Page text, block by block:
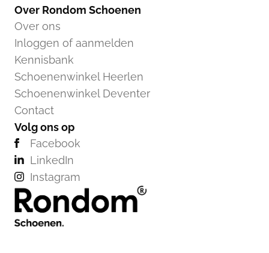
Over Rondom Schoenen
Over ons
Inloggen of aanmelden
Kennisbank
Schoenenwinkel Heerlen
Schoenenwinkel Deventer
Contact
Volg ons op
Facebook
LinkedIn
Instagram